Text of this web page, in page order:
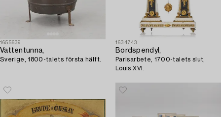
1655639
Vattentunna,
Sverige, 1800-talets första hälft.
1634743
Bordspendyl,
Parisarbete, 1700-talets slut,
Louis XVI.